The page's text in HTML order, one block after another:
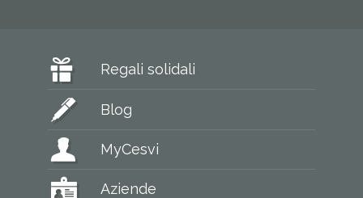
Regali solidali
Blog
MyCesvi
Aziende